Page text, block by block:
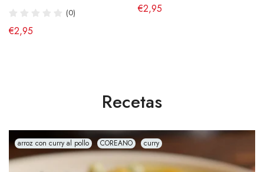
(0)
€2,95
€2,95
€4,95
Recetas
arroz con curry al pollo COREANO curry